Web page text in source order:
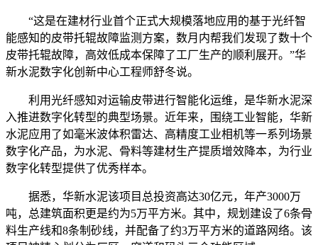
“这是在建材行业首个正式大规模落地应用的基于光纤智
能感知的皮带托辊故障监测方案，数月内帮我们发现了数十个
皮带托辊故障，高效低成本保障了工厂生产的顺利展开。”华
新水泥数字化创新中心工程师舒冬说。
利用光纤感知对运输皮带进行智能化运维，是华新水泥深
入推进数字化转型的典型场景。近年来，围绕工业智能，华新
水泥应用了如毫米波体积雷达、高精度工业相机等一系列场景
数字化产品，为水泥、骨料等建材生产提质增效降本，为行业
数字化转型提供了优秀样本。
据悉，华新水泥该项目总投资高达30亿元，年产3000万
吨，总建筑面积更是约为5万平方米。其中，规划建设了6条骨
料生产线和8条制砂线，并配备了约3万平方米的道路网络。该